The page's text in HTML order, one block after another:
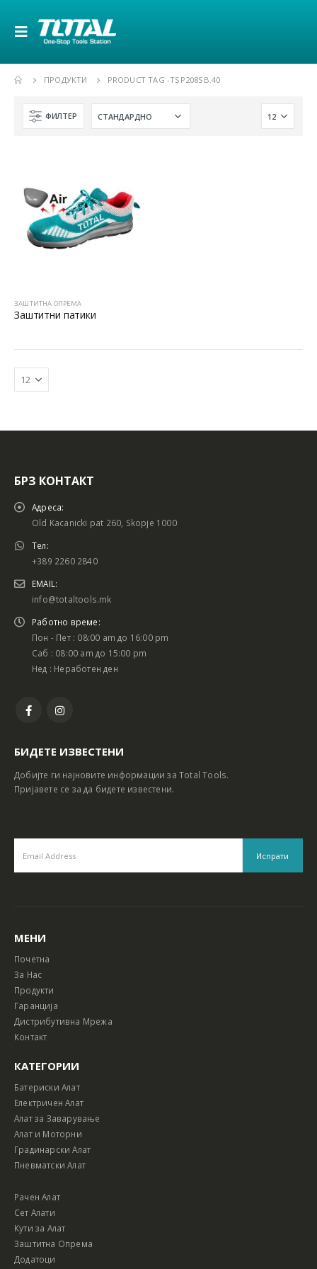
ПРОДУКТИ PRODUCT TAG -TSP208SB.40
ФИЛТЕР
ЗАШТИТНА ОПРЕМА
Заштитни патики
Батериски сет
Батериски сет Ротирачки Чекан и Бормашина 20V
БРЗ КОНТАКТ
Адреса:
Old Kacanicki pat 260, Skopje 1000
Тел:
+389 2260 2840
EMAIL:
info@totaltools.mk
Работно време:
Пон - Пет : 08:00 am до 16:00 pm
Саб : 08:00 am до 15:00 pm
Нед : Неработен ден
БИДЕТЕ ИЗВЕСТЕНИ
Добијте ги најновите информации за Total Tools.
Пријавете се за да бидете известени.
МЕНИ
Почетна
За Нас
Продукти
Гаранција
Дистрибутивна Мрежа
Контакт
КАТЕГОРИИ
Батериски Алат
Електричен Алат
Алат за Заварување
Алат и Моторни
Градинарски Алат
Пневматски Алат
Рачен Алат
Сет Алати
Кути за Алат
Заштитна Опрема
Додатоци